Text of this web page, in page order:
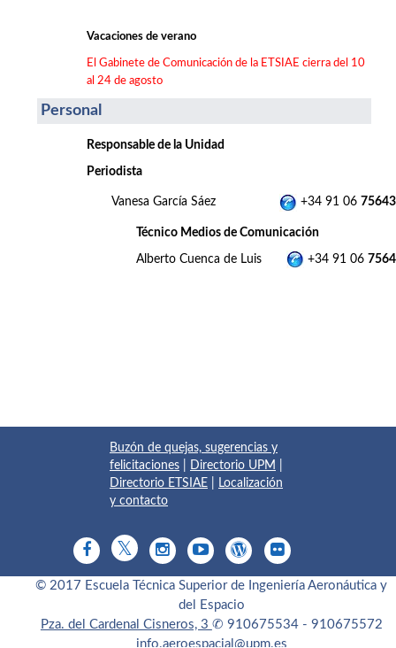
Vacaciones de verano
El Gabinete de Comunicación de la ETSIAE cierra del 10
al 24 de agosto
Personal
Responsable de la Unidad
Periodista
Vanesa García Sáez +34 91 06 75643
Técnico Medios de Comunicación
Alberto Cuenca de Luis +34 91 06
Buzón de quejas, sugerencias y
felicitaciones
Directorio UPM
Directorio ETSIAE
Localización
y contacto
© 2017 Escuela Técnica Superior de Ingeniería Aeronáutica y
del Espacio
Pza. del Cardenal Cisneros, 3 ✆ 910675534 - 910675572
info.aeroespacial@upm.es